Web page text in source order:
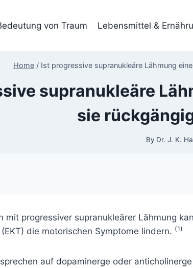
von Traum Lebensmittel &
Home / Ist progressive supranukleäre Lähmung
supranukleäre
sie
By Dr. J. K.
mit progressiver supranukleärer Lähmung
die motorischen Symptome lindern. (1)
auf dopaminerge oder